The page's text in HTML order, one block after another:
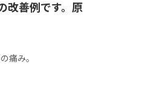
改善例です。原
痛み。